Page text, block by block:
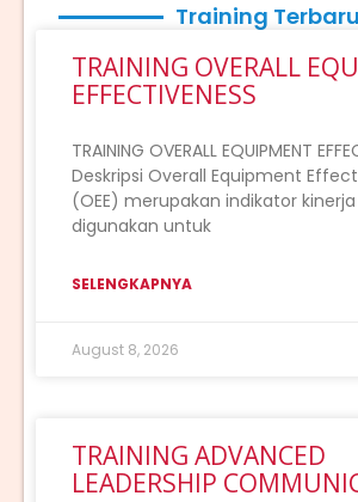
Training Terbaru
TRAINING OVERALL
EFFECTIVENESS
TRAINING OVERALL EQUIPMENT
Deskripsi Overall Equipment
(OEE) merupakan indikator
digunakan untuk
SELENGKAPNYA
August 8, 2026
TRAINING ADVANCED
LEADERSHIP